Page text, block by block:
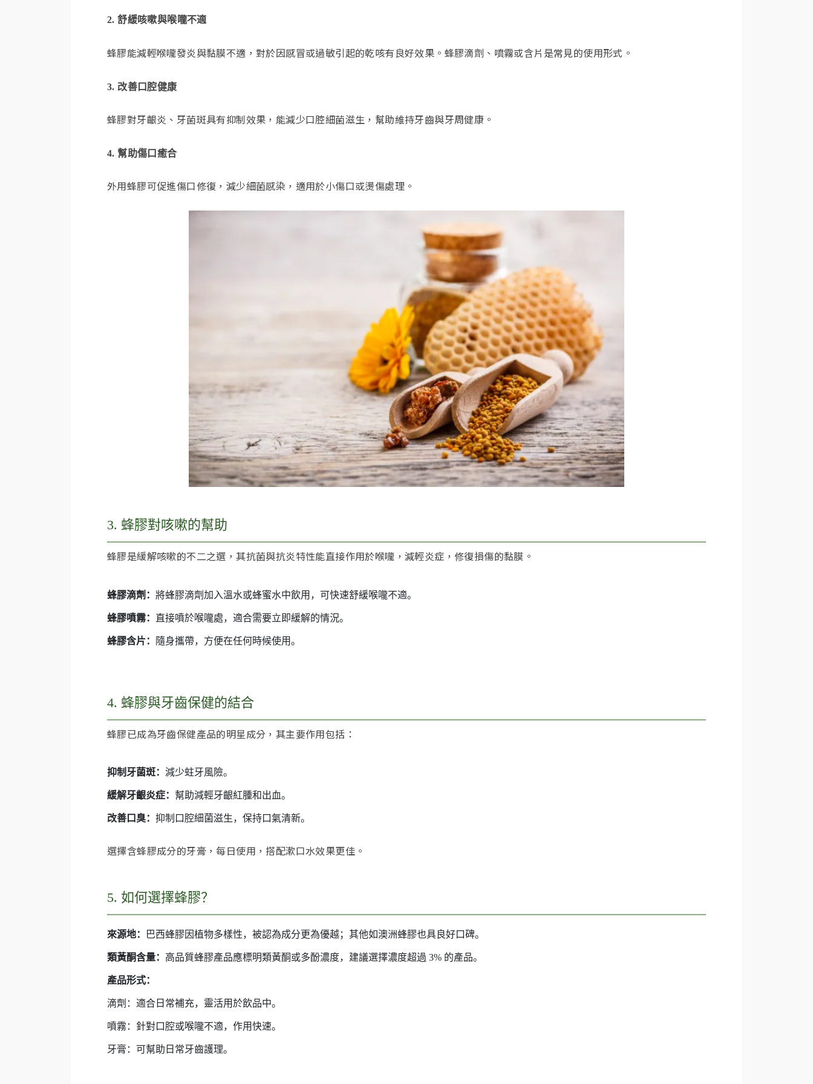
2. 舒緩咳嗽與喉嚨不適
蜂膠能減輕喉嚨發炎與黏膜不適，對於因感冒或過敏引起的乾咳有良好效果。蜂膠滴劑、噴霧或含片是常見的使用形式。
3. 改善口腔健康
蜂膠對牙齦炎、牙菌斑具有抑制效果，能減少口腔細菌滋生，幫助維持牙齒與牙周健康。
4. 幫助傷口癒合
外用蜂膠可促進傷口修復，減少細菌感染，適用於小傷口或燙傷處理。
3. 蜂膠對咳嗽的幫助
蜂膠是緩解咳嗽的不二之選，其抗菌與抗炎特性能直接作用於喉嚨，減輕炎症，修復損傷的黏膜。
蜂膠滴劑： 將蜂膠滴劑加入溫水或蜂蜜水中飲用，可快速舒緩喉嚨不適。
蜂膠噴霧： 直接噴於喉嚨處，適合需要立即緩解的情況。
蜂膠含片： 隨身攜帶，方便在任何時候使用。
4. 蜂膠與牙齒保健的結合
蜂膠已成為牙齒保健產品的明星成分，其主要作用包括：
抑制牙菌斑： 減少蛀牙風險。
緩解牙齦炎症： 幫助減輕牙齦紅腫和出血。
改善口臭： 抑制口腔細菌滋生，保持口氣清新。
選擇含蜂膠成分的牙膏，每日使用，搭配漱口水效果更佳。
5. 如何選擇蜂膠？
來源地： 巴西蜂膠因植物多樣性，被認為成分更為優越；其他如澳洲蜂膠也具良好口碑。
類黃酮含量： 高品質蜂膠產品應標明類黃酮或多酚濃度，建議選擇濃度超過 3% 的產品。
產品形式：
滴劑：適合日常補充，靈活用於飲品中。
噴霧：針對口腔或喉嚨不適，作用快速。
牙膏：可幫助日常牙齒護理。